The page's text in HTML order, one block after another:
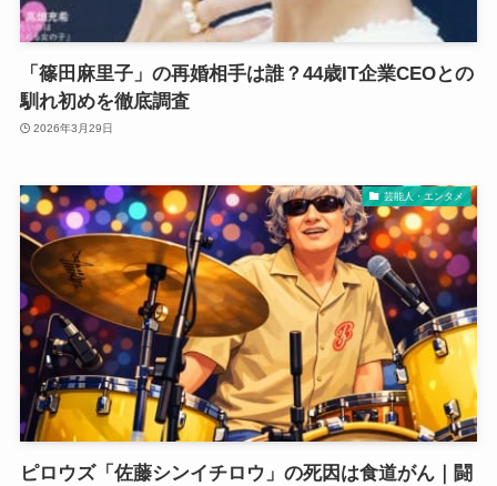
「篠田麻里子」の再婚相手は誰？44歳IT企業CEOとの
馴れ初めを徹底調査
2026年3月29日
芸能人・エンタメ
ピロウズ「佐藤シンイチロウ」の死因は食道がん｜闘